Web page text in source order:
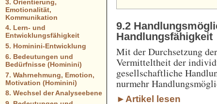
9.2
Handlungsfähigkeit
Mit der Durchsetzung
Vermitteltheit der
gesellschaftliche
nurmehr
►Artikel lesen
3. Orientierung,
Emotionalität,
Kommunikation
4. Lern- und
Entwicklungsfähigkeit
5. Hominini-Entwicklung
6. Bedeutungen und
Bedürfnisse (Hominini)
7. Wahrnehmung, Emotion,
Motivation (Hominini)
8. Wechsel der Analyseebene